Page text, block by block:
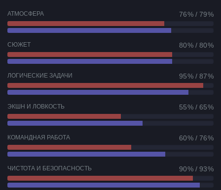
АТМОСФЕРА 76 % / 79 %
СЮЖЕТ 80 % / 80 %
ЛОГИЧЕСКИЕ ЗАДАЧИ 95 % / 87 %
ЭКШН И ЛОВКОСТЬ 55 % / 65 %
КОМАНДНАЯ РАБОТА 60 % / 76 %
ЧИСТОТА И БЕЗОПАСНОСТЬ 90 % / 93 %